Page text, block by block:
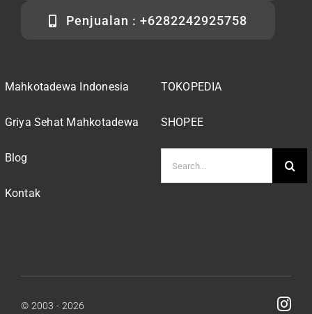
Penjualan : +6282242925758
Mahkotadewa Indonesia
Griya Sehat Mahkotadewa
Blog
Kontak
TOKOPEDIA
SHOPEE
© 2003 - 2026